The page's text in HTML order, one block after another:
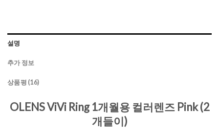
설명
추가 정보
상품평 (16)
OLENS ViVi Ring 1개월용 컬러렌즈 Pink (2
개들이)